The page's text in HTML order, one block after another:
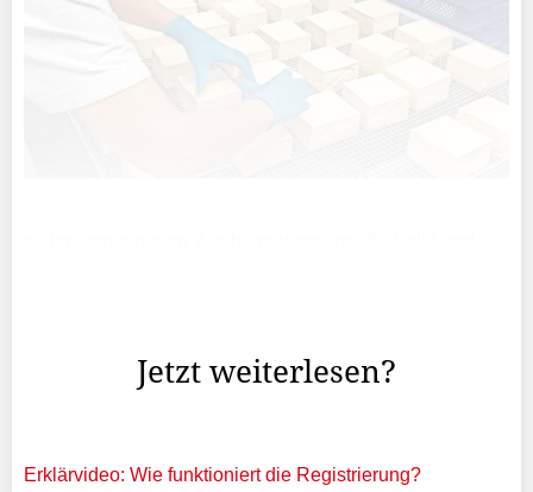
Jetzt weiterlesen?
Erklärvideo: Wie funktioniert die Registrierung?